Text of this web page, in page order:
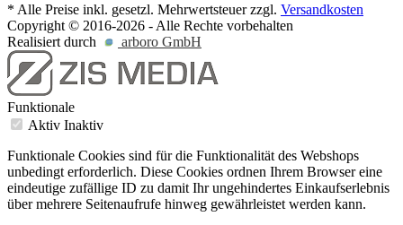
* Alle Preise inkl. gesetzl. Mehrwertsteuer zzgl. Versandkosten
Copyright © 2016-2026 - Alle Rechte vorbehalten
Realisiert durch
arboro GmbH
Funktionale
Aktiv Inaktiv
Funktionale Cookies sind für die Funktionalität des Webshops
unbedingt erforderlich. Diese Cookies ordnen Ihrem Browser eine
eindeutige zufällige ID zu damit Ihr ungehindertes Einkaufserlebnis
über mehrere Seitenaufrufe hinweg gewährleistet werden kann.